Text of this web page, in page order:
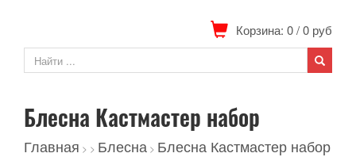
Корзина: 0/0 руб
Блесна Кастмастер набор
Главная > > Блесна > Блесна Кастмастер набор